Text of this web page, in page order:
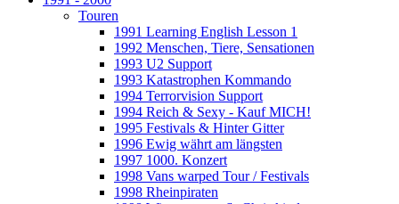
Touren
1991 Learning English Lesson 1
1992 Menschen, Tiere, Sensationen
1993 U2 Support
1993 Katastrophen Kommando
1994 Terrorvision Support
1994 Reich & Sexy - Kauf MICH!
1995 Festivals & Hinter Gitter
1996 Ewig währt am längsten
1997 1000. Konzert
1998 Vans warped Tour / Festivals
1998 Rheinpiraten